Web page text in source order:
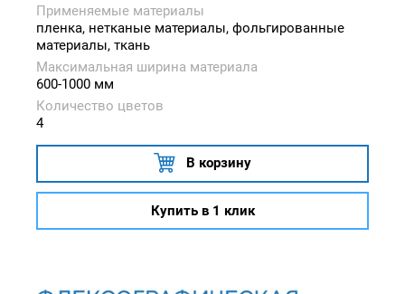
Применяемые материалы
пленка, нетканые материалы, фольгированные
материалы, ткань
Максимальная ширина материала
600-1000 мм
Количество цветов
4
В корзину
Купить в 1 клик